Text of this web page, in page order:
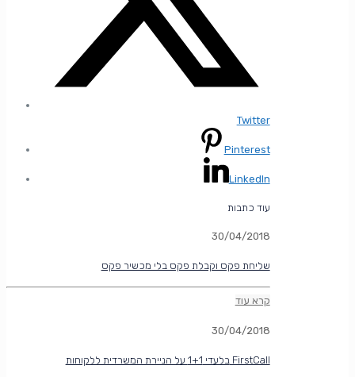
Twitter
Pinterest
LinkedIn
עוד כתבות
30/04/2018
שליחת פקס וקבלת פקס בלי מכשיר פקס
קרא עוד
30/04/2018
בלעדי 1+1 על הניירת המשרדית ללקוחות FirstCall